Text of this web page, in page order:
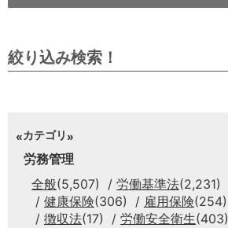
絞り込み検索！
カテゴリ
労務管理
全般(5,507) 労働基準法(2,231)
健康保険(306) 雇用保険(254)
徴収法(17) 労働安全衛生(403)